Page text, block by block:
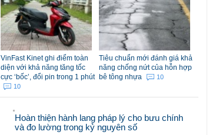
VinFast Kinet ghi điểm toàn
diện với khả năng tăng tốc
cực ‘bốc’, đổi pin trong 1 phút
10
Tiêu chuẩn mới đánh giá khả
năng chống nứt của hỗn hợp
bê tông nhựa
10
Hoàn thiện hành lang pháp lý cho bưu chính
và đo lường trong kỷ nguyên số